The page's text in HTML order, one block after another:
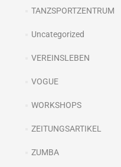
TANZSPORTZENTRUM
Uncategorized
VEREINSLEBEN
VOGUE
WORKSHOPS
ZEITUNGSARTIKEL
ZUMBA